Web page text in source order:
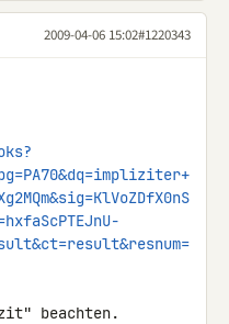
2009-04-06 15:02#1220343
beachten.